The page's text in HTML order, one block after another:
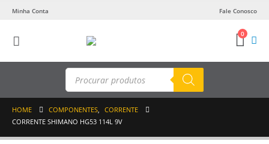
Minha Conta Fale Conosco
0
Pesquisar
produtos
HOME COMPONENTES, CORRENTE
CORRENTE SHIMANO HG53 114L 9V